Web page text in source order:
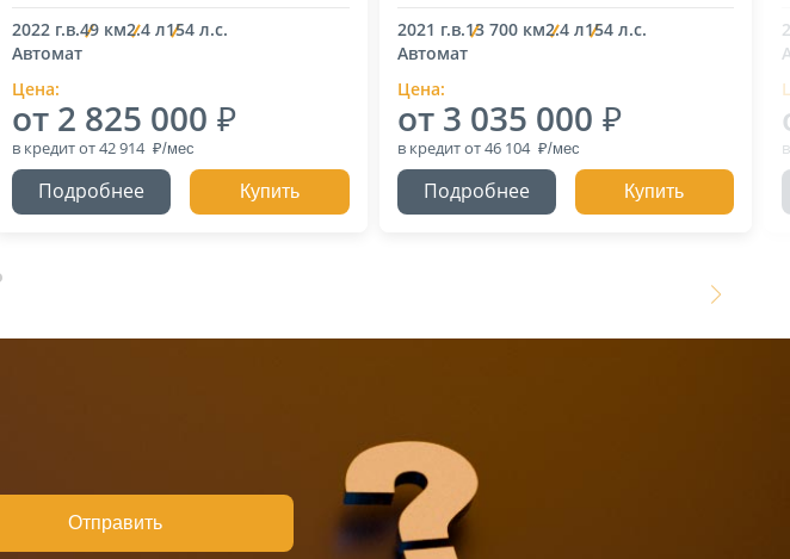
2022 г.в.49 км2.4 л154 л.с.
Автомат
Цена:
от 2 825 000
в кредитот 42 914
Подробнее Купить
2021 г.в.13 700 км2.4 л154 л.с.
Автомат
Цена:
от 3 035 000
в кредитот 46 104
Подробнее Купить
Отправить